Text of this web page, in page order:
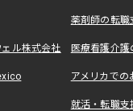
薬剤師の転
ル株式会社 医療看護介
アメリカで
就活・転職